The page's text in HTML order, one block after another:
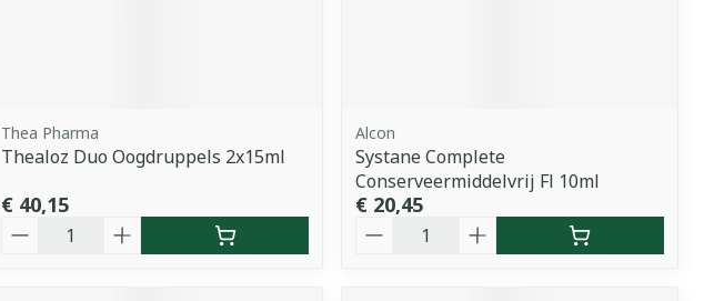
Thea Pharma
Thealoz Duo Oogdruppels 2x15ml
€ 40,15
Alcon
Systane Complete
Conserveermiddelvrij Fl 10ml
€ 20,45